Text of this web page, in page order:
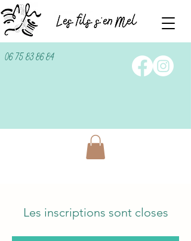
06 75 83 86 84
Les inscriptions sont closes